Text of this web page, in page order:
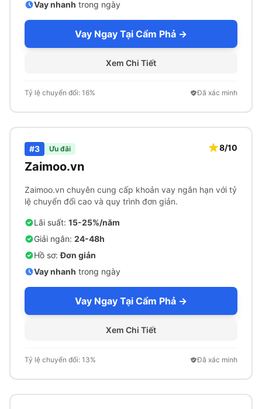
Vay nhanh trong ngày
Vay Ngay Tại Cẩm Phả →
Xem Chi Tiết
Tỷ lệ chuyển đổi: 16% Đã xác minh
#3 Ưu đãi
Zaimoo.vn
8/10
Zaimoo.vn chuyên cung cấp khoản vay ngắn hạn với tỷ
lệ chuyển đổi cao và quy trình đơn giản.
Lãi suất: 15-25%/năm
Giải ngân: 24-48h
Hồ sơ:Đơn giản
Vay nhanh trong ngày
Vay Ngay Tại Cẩm Phả →
Xem Chi Tiết
Tỷ lệ chuyển đổi: 13% Đã xác minh